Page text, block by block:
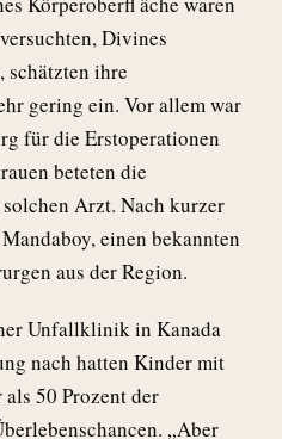
Divines
ihre
gering ein. Vor allem war
für die Erstoperationen
beteten die
Arzt. Nach kurzer
einen bekannten
aus der Region.
Unfallklinik in Kanada
nach hatten Kinder mit
50 Prozent der
„Aber